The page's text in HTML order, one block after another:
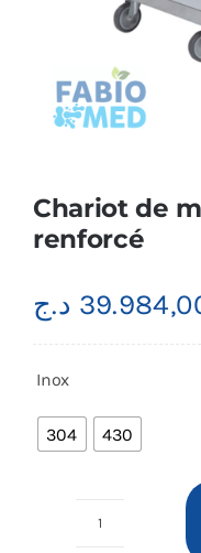
Chariot de
renforcé
د.ج
Inox
304 430